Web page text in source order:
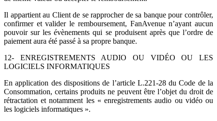
Il appartient au Client de se rapprocher de sa banque pour contrôler,
confirmer et valider le remboursement, FanAvenue n’ayant aucun
pouvoir sur les évènements qui se produisent après que l’ordre de
paiement aura été passé à sa propre banque.
12- ENREGISTREMENTS AUDIO OU VIDÉO OU LES
LOGICIELS INFORMATIQUES
En application des dispositions de l’article L.221-28 du Code de la
Consommation, certains produits ne peuvent être l’objet du droit de
rétractation et notamment les « enregistrements audio ou vidéo ou
les logiciels informatiques ».